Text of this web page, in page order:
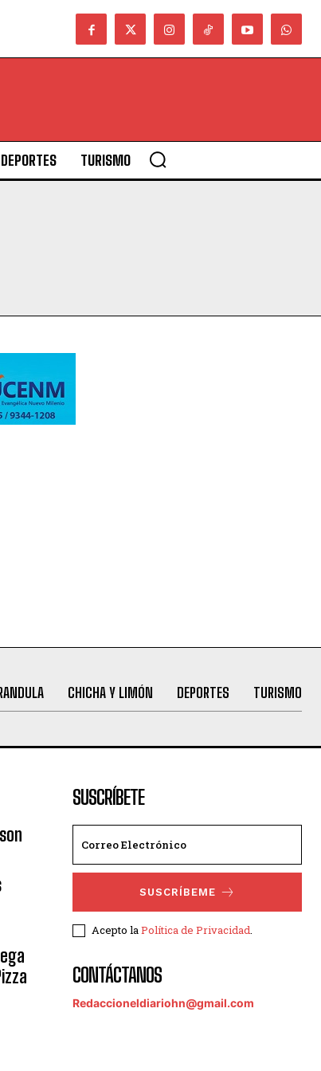
DEPORTES TURISMO
CHICHA Y LIMÓN DEPORTES TURISMO
SUSCRÍBETE
SUSCRÍBEME
Acepto laPolítica de Privacidad.
CONTÁCTANOS
Redaccioneldiariohn@gmail.com